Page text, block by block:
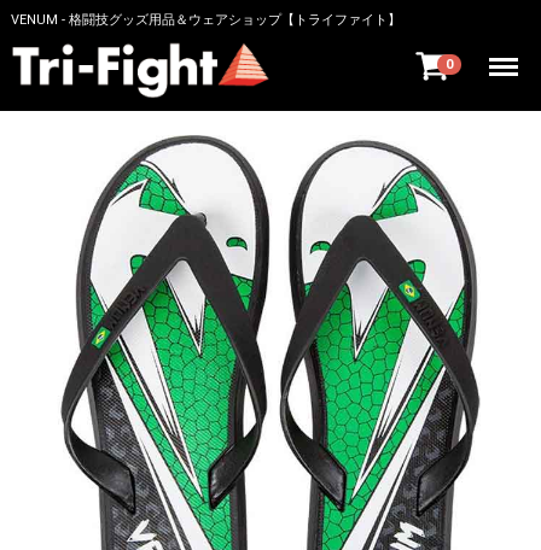
VENUM - 格闘技グッズ用品＆ウェアショップ【トライファイト】
0 Menu